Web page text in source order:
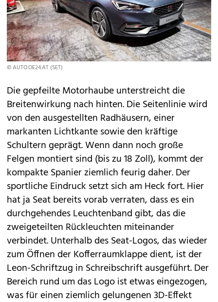
© AUTO.OE24.AT (SET)
Die gepfeilte Motorhaube unterstreicht die
Breitenwirkung nach hinten. Die Seitenlinie wird
von den ausgestellten Radhäusern, einer
markanten Lichtkante sowie den kräftige
Schultern geprägt. Wenn dann noch große
Felgen montiert sind (bis zu 18 Zoll), kommt der
kompakte Spanier ziemlich feurig daher. Der
sportliche Eindruck setzt sich am Heck fort. Hier
hat ja Seat bereits vorab verraten, dass es ein
durchgehendes Leuchtenband gibt, das die
zweigeteilten Rückleuchten miteinander
verbindet. Unterhalb des Seat-Logos, das wieder
zum Öffnen der Kofferraumklappe dient, ist der
Leon-Schriftzug in Schreibschrift ausgeführt. Der
Bereich rund um das Logo ist etwas eingezogen,
was für einen ziemlich gelungenen 3D-Effekt